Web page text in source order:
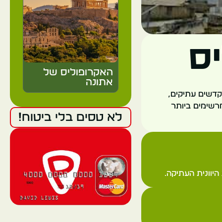
עתיקים,
אחד המבנים המרשימים ביותר
העתיקה.
האקרופוליס של
אתונה
יוון
לא טסים בלי ביטוח!